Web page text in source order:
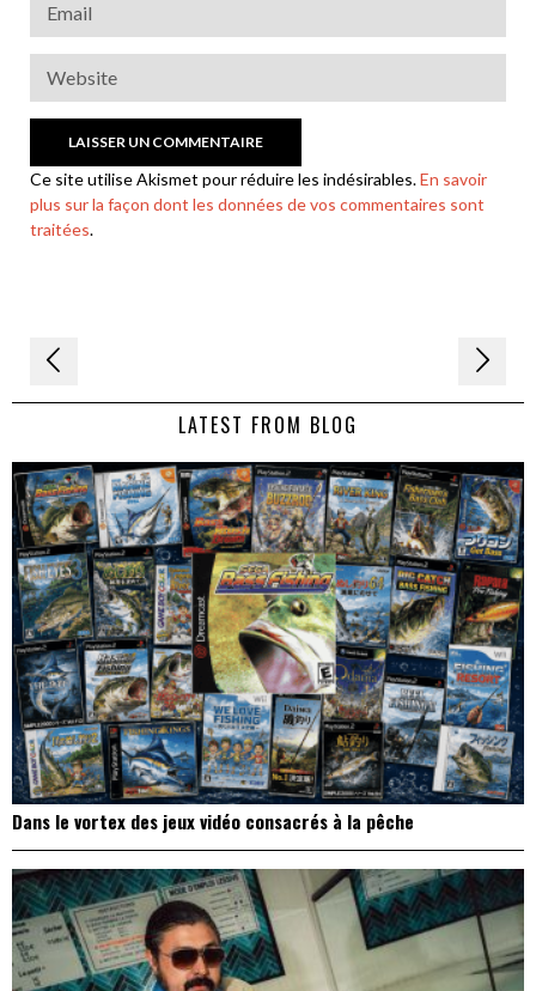
Ce site utilise Akismet pour réduire les indésirables.En savoir
plus sur la façon dont les données de vos commentaires sont
traitées.
Navigation
de LATEST FROM BLOG
Dans le vortex des jeux vidéo consacrés à la pêche